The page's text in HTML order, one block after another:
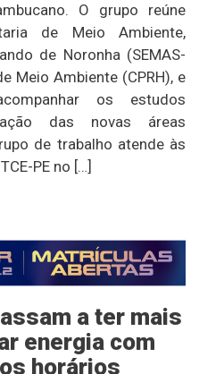
O grupo reúne
de Meio Ambiente,
de Noronha (SEMAS-
Meio Ambiente (CPRH), e
os estudos
das novas áreas
de trabalho atende às
PE no […]
a ter mais
energia com
horários